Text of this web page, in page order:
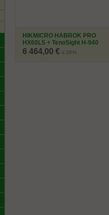
HIKMICRO HABROK PRO
HX60LS + TenoSight H-940
Laser Max
6 464,00 € s DPH